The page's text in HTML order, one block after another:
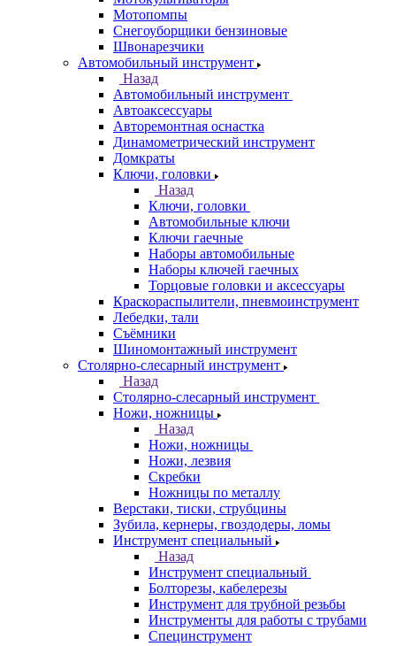
Мотопомпы
Снегоуборщики бензиновые
Швонарезчики
Автомобильный инструмент
Назад
Автомобильный инструмент
Автоаксессуары
Авторемонтная оснастка
Динамометрический инструмент
Домкраты
Ключи, головки
Назад
Ключи, головки
Автомобильные ключи
Ключи гаечные
Наборы автомобильные
Наборы ключей гаечных
Торцовые головки и аксессуары
Краскораспылители, пневмоинструмент
Лебедки, тали
Съёмники
Шиномонтажный инструмент
Столярно-слесарный инструмент
Назад
Столярно-слесарный инструмент
Ножи, ножницы
Назад
Ножи, ножницы
Ножи, лезвия
Скребки
Ножницы по металлу
Верстаки, тиски, струбцины
Зубила, кернеры, гвоздодеры, ломы
Инструмент специальный
Назад
Инструмент специальный
Болторезы, кабелерезы
Инструмент для трубной резьбы
Инструменты для работы с трубами
Специнструмент